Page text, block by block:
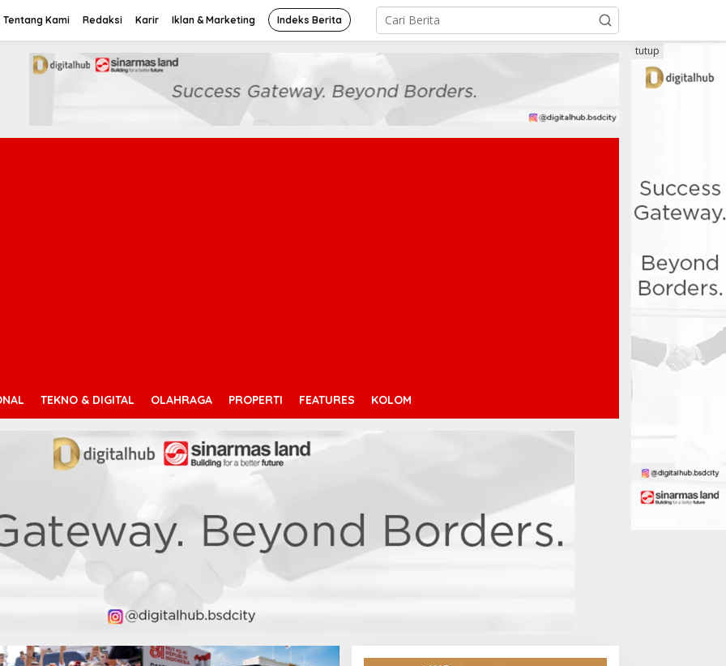
Tentang Kami Redaksi Karir Iklan & Marketing Indeks Berita
TEKNO & DIGITAL OLAHRAGA PROPERTI FEATURES KOLOM
tutup